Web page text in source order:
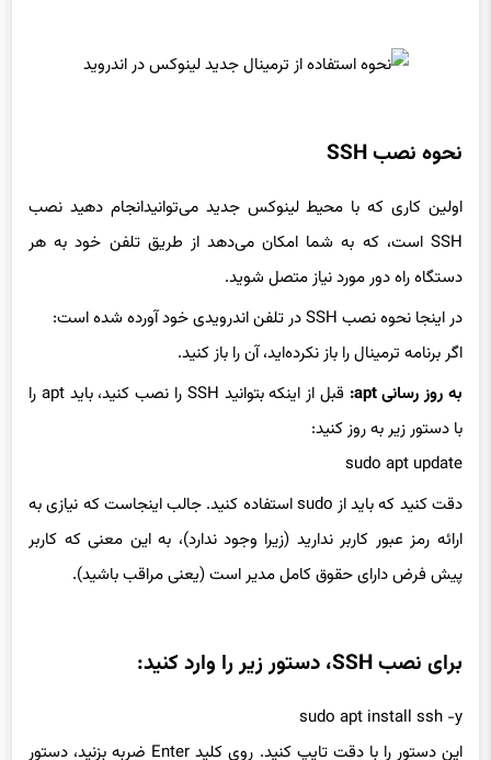
SSH است، که به شما امکان می‌دهد از طریق تلفن خود به هر
دستگاه راه دور مورد نیاز متصل شوید.
در اینجا نحوه نصب SSH در تلفن اندرویدی خود آورده شده است:
اگر برنامه ترمینال را باز نکرده‌اید، آن را باز کنید.
به روز رسانی apt:
با دستور زیر به روز کنید:
sudo apt update
ارائه رمز عبور کاربر ندارید (زیرا وجود ندارد)، به این معنی که کاربر
پیش فرض دارای حقوق کامل مدیر است (یعنی مراقب باشید).
اجرا می‌شود و SSH را برای محیط لینوکس شما نصب می‌کند. پس از